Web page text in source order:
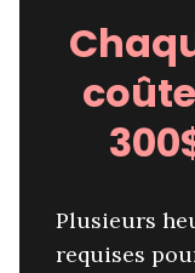
Plusieurs
requises